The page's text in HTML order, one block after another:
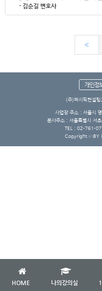
- 김순길 변호사
«
개인정
(주)퍼시픽컨설
사업장 주소 : 서울시
본사주소 : 서울특별시 서
TEL : 02-761-
Copyright ⓒBY
HOME 나의강의실